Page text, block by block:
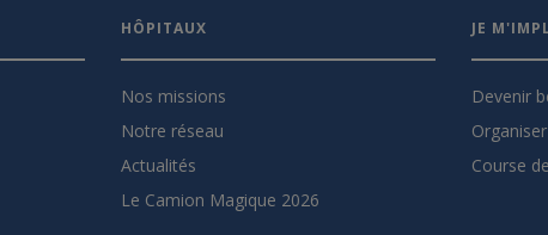
HÔPITAUX
Nos missions
Notre réseau
Actualités
Le Camion Magique 2026
JE
Devenir
Course